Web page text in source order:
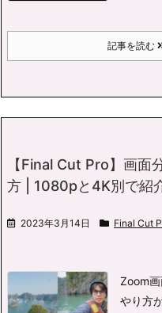
記事を読む
【Final Cut Pro】画面
方 | 1080pと4K別で紹
2023年3月14日 Final Cut
Zoom
やり方